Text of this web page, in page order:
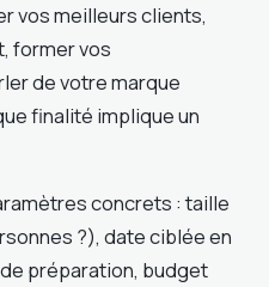
vos meilleurs clients,
former vos
de votre marque
finalité implique un
concrets : taille
?), date ciblée en
préparation, budget